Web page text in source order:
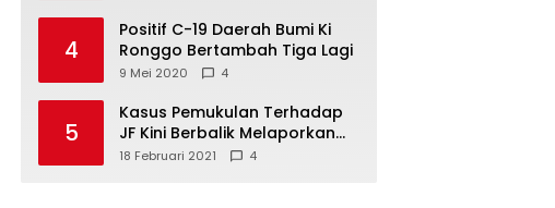
4
Positif C-19 Daerah Bumi Ki
Ronggo Bertambah Tiga Lagi
9 Mei 2020 4
5
Kasus Pemukulan Terhadap
JF Kini Berbalik Melaporkan
Pelapor, Kuasa Hukum
18 Februari 2021 4